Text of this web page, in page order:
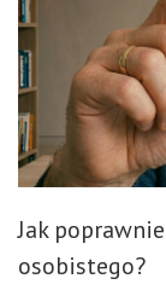
Jak
osobistego?